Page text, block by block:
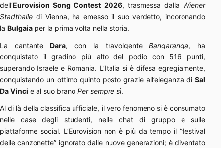
dell’Eurovision Song Contest 2026, trasmessa dalla Wiener
Stadthalle di Vienna, ha emesso il suo verdetto, incoronando
la Bulgaia per la prima volta nella storia.
La cantanteDara, con la travolgenteBangaranga, ha
conquistato il gradino più alto del podio con 516 punti,
superando Israele e Romania. L’Italia si è difesa egregiamente,
conquistando un ottimo quinto posto grazie all’eleganza di Sal
Da Vinci e al suo brano Per sempre sì.
Al di là della classifica ufficiale, il vero fenomeno si è consumato
nelle case degli studenti, nelle chat di gruppo e sulle
piattaforme social. L’Eurovision non è più da tempo il “festival
delle canzonette” ignorato dalle nuove generazioni; è diventato